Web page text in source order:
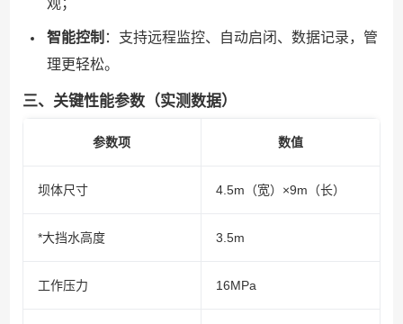
观；
智能控制 ：支持远程监控、自动启闭、数据记录，管
理更轻松。
三、关键性能参数（实测数据）
参数项 数值
坝体尺寸 4.5m（宽）×9m（长）
*大挡水高度 3.5m
工作压力 16MPa